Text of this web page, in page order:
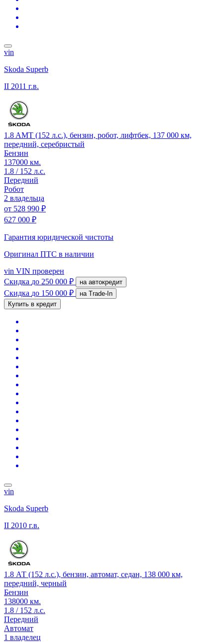
vin
Skoda Superb
II 2011 г.в.
1.8 AMT (152 л.с.), бензин, робот, лифтбек, 137 000 км,
передний, серебристый
Бензин
137000 км.
1.8 / 152 л.с.
Передний
Робот
2 владельца
от 528 990 ₽
627 000 ₽
Гарантия юридической чистоты
Оригинал ПТС в наличии
vin VIN проверен
Скидка до 250 000 ₽ на автокредит
Скидка до 150 000 ₽
на Trade-In
Купить в кредит
vin
Skoda Superb
II 2010 г.в.
1.8 АТ (152 л.с.), бензин, автомат, седан, 138 000 км,
передний, черный
Бензин
138000 км.
1.8 / 152 л.с.
Передний
Автомат
1 владелец